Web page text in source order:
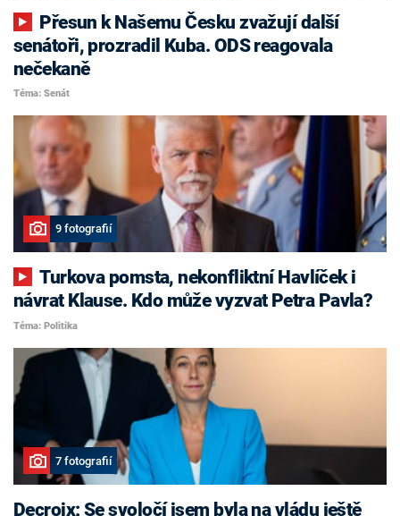
senátoři, prozradil Kuba. ODS reagovala
nečekaně
Téma: Senát
9 fotografií
Turkova pomsta, nekonfliktní Havlíček i
návrat Klause. Kdo může vyzvat Petra Pavla?
Téma: Politika
7 fotografií
Decroix: Se svoločí jsem byla na vládu ještě